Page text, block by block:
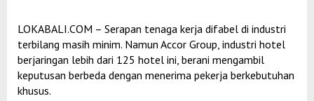
LOKABALI.COM – Serapan tenaga kerja difabel di industri
terbilang masih minim. Namun Accor Group, industri hotel
berjaringan lebih dari 125 hotel ini, berani mengambil
keputusan berbeda dengan menerima pekerja berkebutuhan
khusus.